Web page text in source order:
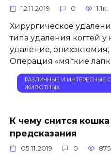
12.11.2019 0 1.1к.
Хирургическое
типа удаления когтей у
удаление,
Операция «мягкие
РАЗЛИЧНЫЕ И ИНТЕРЕСНЫЕ
ЖИВОТНЫХ
К чему снится
предсказания
05.11.2019 0 875